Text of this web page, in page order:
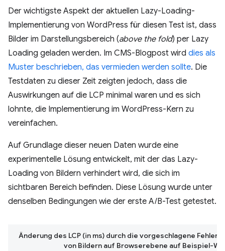
Der wichtigste Aspekt der aktuellen Lazy-Loading-
Implementierung von WordPress für diesen Test ist, dass
Bilder im Darstellungsbereich (above the fold) per Lazy
Loading geladen werden. Im CMS-Blogpost wird dies als
Muster beschrieben, das vermieden werden sollte. Die
Testdaten zu dieser Zeit zeigten jedoch, dass die
Auswirkungen auf die LCP minimal waren und es sich
lohnte, die Implementierung im WordPress-Kern zu
vereinfachen.
Auf Grundlage dieser neuen Daten wurde eine
experimentelle Lösung entwickelt, mit der das Lazy-
Loading von Bildern verhindert wird, die sich im
sichtbaren Bereich befinden. Diese Lösung wurde unter
denselben Bedingungen wie der erste A/B-Test getestet.
Änderung des LCP (in ms) durch die vorgeschlagene
von Bildern auf Browserebene auf Beispiel-